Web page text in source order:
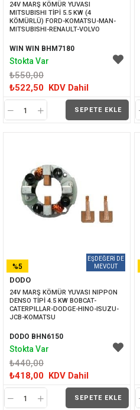
24V MARŞ KÖMÜR YUVASI
MITSUBISHI TİPİ 5.5 KW (4
KÖMÜRLÜ) FORD-KOMATSU-MAN-
MITSUBISHI-RENAULT-VOLVO
WIN WIN BHM7180
₺550,00
₺522,50 KDV Dahil
SEPETE EKLE
Stokta Var
DODO
24V MARŞ KÖMÜR YUVASI NIPPON
DENSO TİPİ 4.5 KW BOBCAT-
CATERPILLAR-DODGE-HINO-ISUZU-
JCB-KOMATSU
DODO BHN6150
₺440,00
₺418,00 KDV Dahil
SEPETE EKLE
%5
İNDIRIM
Stokta Var